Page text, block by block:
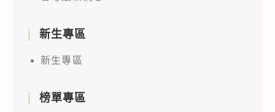
新生專區
新生專區
榜單專區